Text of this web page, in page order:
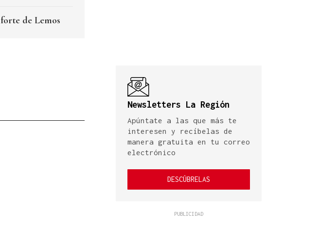
de Lemos
Newsletters La Región
Apúntate a las que más te
interesen y recíbelas de
manera gratuita en tu correo
electrónico
DESCÚBRELAS